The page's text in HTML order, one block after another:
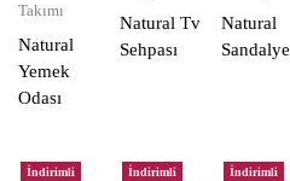
Takımı
Natural
Yemek
Odası
Natural Tv
Sehpası
Natural
Sandalye
İndirimli İndirimli İndirimli